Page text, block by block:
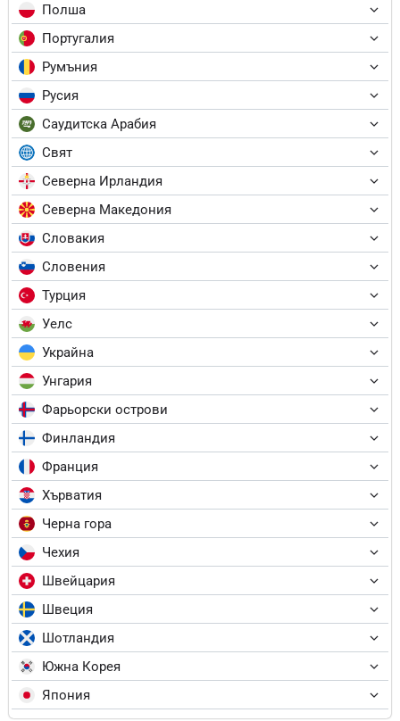
Полша
Португалия
Румъния
Русия
Саудитска Арабия
Свят
Северна Ирландия
Северна Македония
Словакия
Словения
Турция
Уелс
Украйна
Унгария
Фарьорски острови
Финландия
Франция
Хърватия
Черна гора
Чехия
Швейцария
Швеция
Шотландия
Южна Корея
Япония